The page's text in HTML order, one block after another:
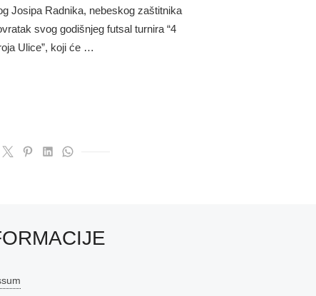
Josipa Radnika, nebeskog zaštitnika
svog godišnjeg futsal turnira “4
Ulice”, koji će …